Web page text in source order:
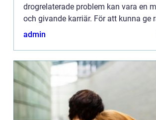
drogrelaterade problem kan vara en
och givande karriär. För att kunna ge
behandling krävs det emellertid...
admin